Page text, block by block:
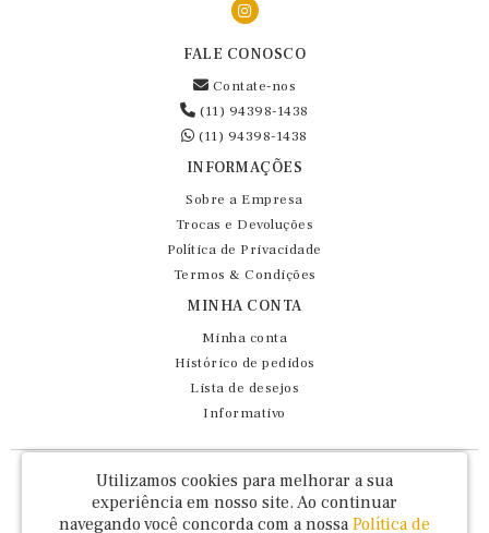
FALE CONOSCO
Contate-nos
(11) 94398-1438
(11) 94398-1438
INFORMAÇÕES
Sobre a Empresa
Trocas e Devoluções
Política de Privacidade
Termos & Condições
MINHA CONTA
Minha conta
Histórico de pedidos
Lista de desejos
Informativo
Fernando Maluhy Cia Ltda - CNPJ: 60.458.825/0001-86
Rua Dr Euclydes da Cunha, 47 - Brás - São Paulo / SP - CEP 03016-030
Utilizamos cookies para melhorar a sua
experiência em nosso site. Ao continuar
navegando você concorda com a nossa Política de